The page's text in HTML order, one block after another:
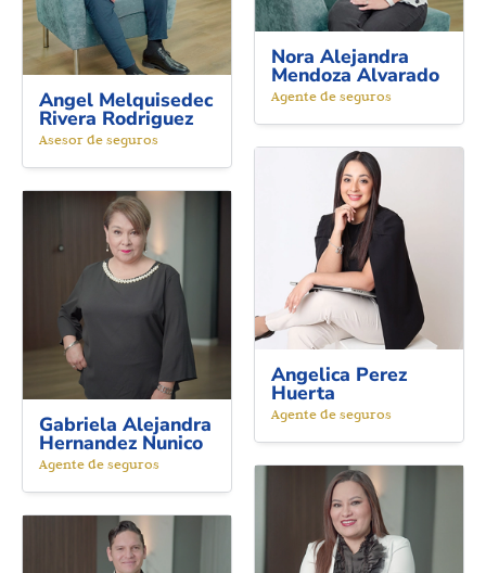
Nora Alejandra
Mendoza Alvarado
Agente de seguros
Angel Melquisedec
Rivera Rodriguez
Asesor de seguros
Angelica Perez
Huerta
Agente de seguros
Gabriela Alejandra
Hernandez Nunico
Agente de seguros